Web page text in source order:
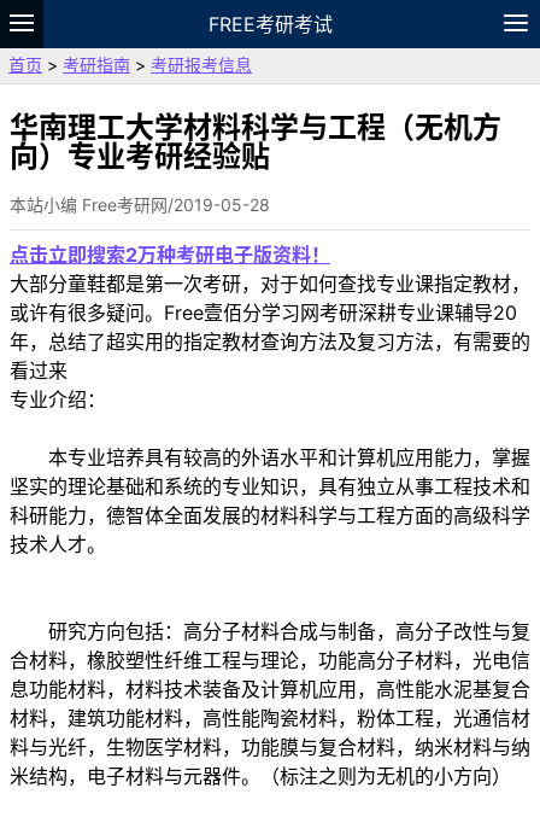
FREE考研考试
题库
故事 专题 APP
VIP
资料
首页 > 考研指南 > 考研报考信息
华南理工大学材料科学与工程（无机方
向）专业考研经验贴
本站小编 Free考研网/2019-05-28
点击立即搜索2万种考研电子版资料！
大部分童鞋都是第一次考研，对于如何查找专业课指定教材，
或许有很多疑问。Free壹佰分学习网考研深耕专业课辅导20
年，总结了超实用的指定教材查询方法及复习方法，有需要的
看过来
专业介绍：
本专业培养具有较高的外语水平和计算机应用能力，掌握
坚实的理论基础和系统的专业知识，具有独立从事工程技术和
科研能力，德智体全面发展的材料科学与工程方面的高级科学
技术人才。
研究方向包括：高分子材料合成与制备，高分子改性与复
合材料，橡胶塑性纤维工程与理论，功能高分子材料，光电信
息功能材料，材料技术装备及计算机应用，高性能水泥基复合
材料，建筑功能材料，高性能陶瓷材料，粉体工程，光通信材
料与光纤，生物医学材料，功能膜与复合材料，纳米材料与纳
米结构，电子材料与元器件。（标注之则为无机的小方向）